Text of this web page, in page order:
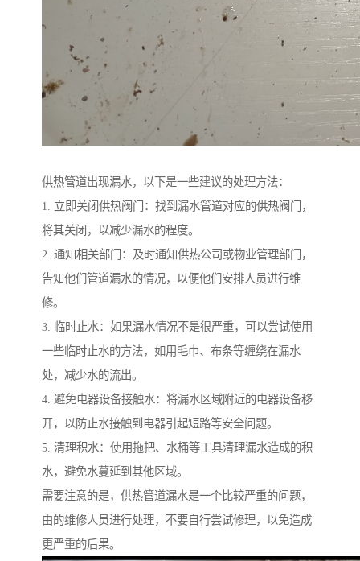
供热管道出现漏水，以下是一些建议的处理方法：
1. 立即关闭供热阀门：找到漏水管道对应的供热阀门，
将其关闭，以减少漏水的程度。
2. 通知相关部门：及时通知供热公司或物业管理部门，
告知他们管道漏水的情况，以便他们安排人员进行维
修。
3. 临时止水：如果漏水情况不是很严重，可以尝试使用
一些临时止水的方法，如用毛巾、布条等缠绕在漏水
处，减少水的流出。
4. 避免电器设备接触水：将漏水区域附近的电器设备移
开，以防止水接触到电器引起短路等安全问题。
5. 清理积水：使用拖把、水桶等工具清理漏水造成的积
水，避免水蔓延到其他区域。
需要注意的是，供热管道漏水是一个比较严重的问题，
由的维修人员进行处理，不要自行尝试修理，以免造成
更严重的后果。